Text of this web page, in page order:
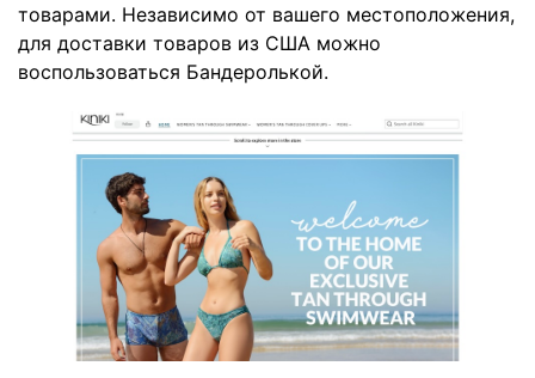
товарами. Независимо от вашего местоположения,
для доставки товаров из США можно
воспользоваться Бандеролькой.